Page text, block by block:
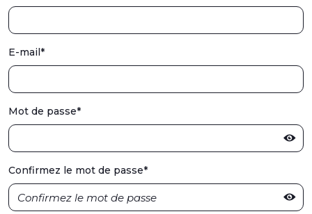
E-mail*
Mot de passe*
Confirmez le mot de passe*